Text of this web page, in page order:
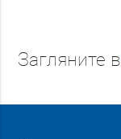
Загляните в